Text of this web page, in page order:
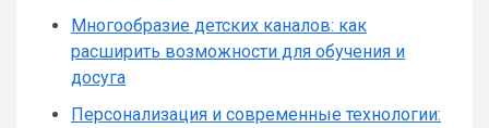
Многообразие детских каналов: как
расширить возможности для обучения и
досуга
Персонализация и современные технологии: